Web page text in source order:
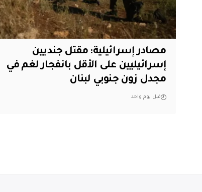
مصادر إسرائيلية: مقتل جنديين
إسرائيليين على الأقل بانفجار لغم في
مجدل زون جنوبي لبنان
قبل يوم واحد